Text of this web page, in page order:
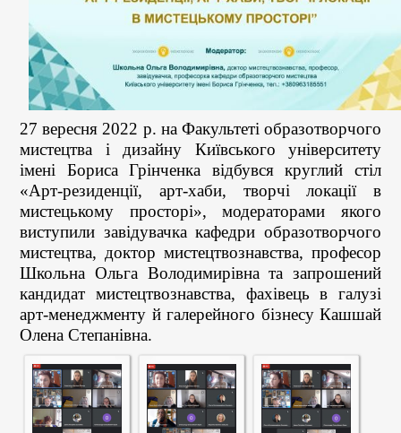
27 вересня 2022 р. на Факультеті образотворчого
мистецтва і дизайну Київського університету
імені Бориса Грінченка відбувся круглий стіл
«Арт-резиденції, арт-хаби, творчі локації в
мистецькому просторі», модераторами якого
виступили завідувачка кафедри образотворчого
мистецтва, доктор мистецтвознавства, професор
Школьна Ольга Володимирівна та запрошений
кандидат мистецтвознавства, фахівець в галузі
арт-менеджменту й галерейного бізнесу Кашшай
Олена Степанівна.